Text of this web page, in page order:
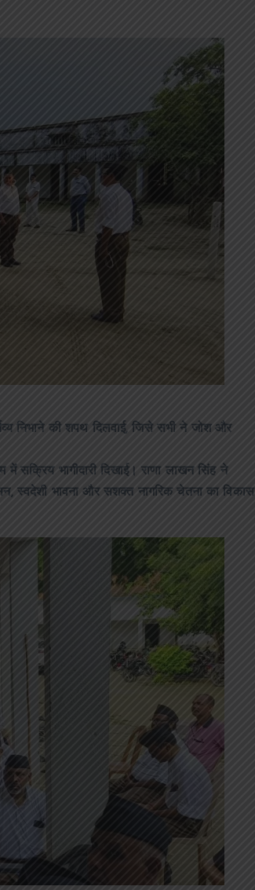
निभाने की शपथ दिलवाई, जिसे सभी ने जोश और
सक्रिय भागीदारी दिखाई। राणा लाखन सिंह ने
स्वदेशी भावना और सशक्त नागरिक चेतना का विकास